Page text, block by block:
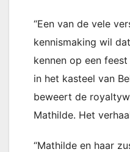
“Een van de vele
kennismaking wil
kennen op een
in het kasteel van
beweert de
Mathilde. Het
“Mathilde en haar